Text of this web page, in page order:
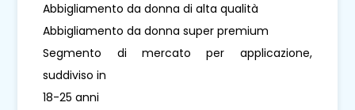
Abbigliamento da donna di alta qualità
Abbigliamento da donna super premium
Segmento di mercato per applicazione,
suddiviso in
18-25 anni